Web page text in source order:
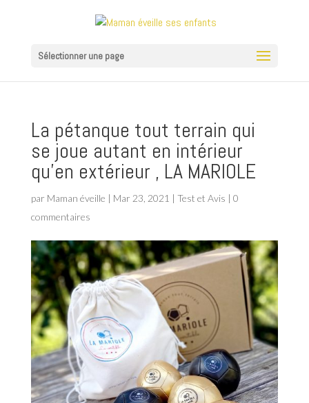
Sélectionner une page
La pétanque tout terrain qui
se joue autant en intérieur
qu’en extérieur , LA MARIOLE
par Maman éveille | Mar 23, 2021 | Test et Avis | 0
commentaires